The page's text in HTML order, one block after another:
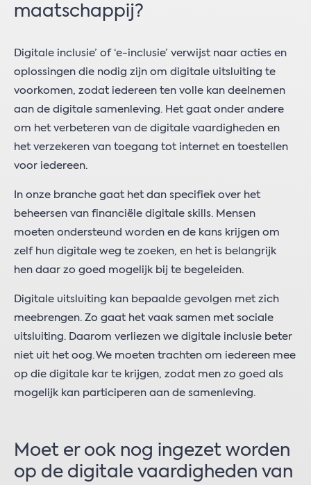
maatschappij?
Digitale inclusie’ of ‘e-inclusie’ verwijst naar acties en
oplossingen die nodig zijn om digitale uitsluiting te
voorkomen, zodat iedereen ten volle kan deelnemen
aan de digitale samenleving. Het gaat onder andere
om het verbeteren van de digitale vaardigheden en
het verzekeren van toegang tot internet en toestellen
voor iedereen.
In onze branche gaat het dan specifiek over het
beheersen van financiële digitale skills. Mensen
moeten ondersteund worden en de kans krijgen om
zelf hun digitale weg te zoeken, en het is belangrijk
hen daar zo goed mogelijk bij te begeleiden.
Digitale uitsluiting kan bepaalde gevolgen met zich
meebrengen. Zo gaat het vaak samen met sociale
uitsluiting. Daarom verliezen we digitale inclusie beter
niet uit het oog. We moeten trachten om iedereen mee
op die digitale kar te krijgen, zodat men zo goed als
mogelijk kan participeren aan de samenleving.
Moet er ook nog ingezet worden
op de digitale vaardigheden van